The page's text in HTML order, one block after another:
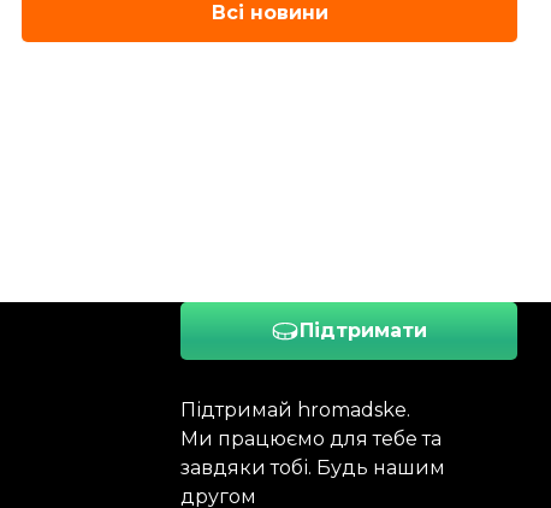
Всі новини
Підтримати
Підтримай hromadske.
Ми працюємо для тебе та
завдяки тобі. Будь нашим
другом